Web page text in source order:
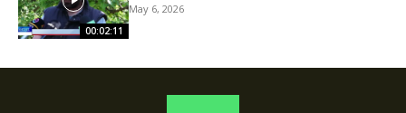
00:02:11
May 6, 2026